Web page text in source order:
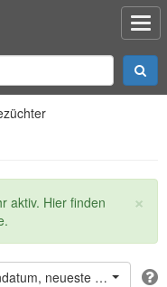
×
aktiv. Hier finden
neueste oben